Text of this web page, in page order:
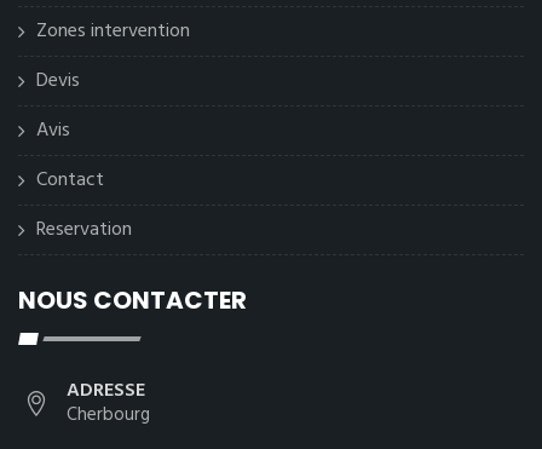
Zones intervention
Devis
Avis
Contact
Reservation
NOUS CONTACTER
ADRESSE
Cherbourg